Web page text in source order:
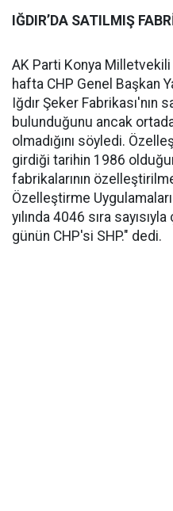
IĞDIR’DA SATILMIŞ
AK Parti Konya
hafta CHP Genel Başkan
Iğdır Şeker Fabrikası'nın
bulunduğunu ancak
olmadığını söyledi.
girdiği tarihin 1986
fabrikalarının
Özelleştirme
yılında 4046 sıra
günün CHP'si SHP." dedi.